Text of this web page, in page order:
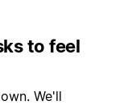
to feel
We'll